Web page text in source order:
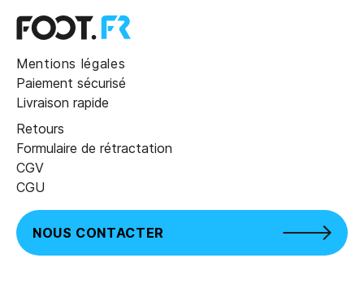
Mentions légales
Paiement sécurisé
Livraison rapide
Retours
Formulaire de rétractation
CGV
CGU
NOUS CONTACTER